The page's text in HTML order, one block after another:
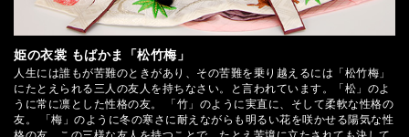
姫の衣裳 もばかま「松竹梅」
人生には誰もが苦難のときがあり、その苦難を乗り越えるには「松竹梅」
にたとえられる三人の友人を持ちなさい。と言われています。「松」のよ
うに常に凛とした性格の友。 「竹」のように実直に、そして柔軟な性格の
友。 「梅」のように冬の寒さに耐えながらも明るい花を咲かせる陽気な性